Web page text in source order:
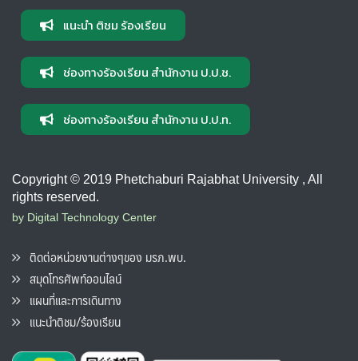
แนะนำ ติชม ร้องเรียน
ช่องทางร้องเรียน สำนักงาน ป.ป.ช.
ช่องทางร้องเรียน สำนักงาน ป.ป.ท.
Copyright © 2019 Phetchaburi Rajabhat University , All
rights reserved.
by Digital Technology Center
ติดต่อหน่วยงานต่างๆของ มรภ.พบ.
สมุดโทรศัพท์ออนไลน์
แผนที่และการเดินทาง
แนะนำติชม/ร้องเรียน